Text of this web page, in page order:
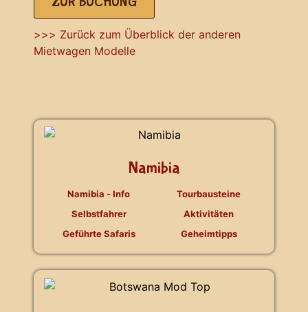
>>> Zurück zum Überblick der anderen
Mietwagen Modelle
Namibia
Namibia - Info
Selbstfahrer
Geführte Safaris
Tourbausteine
Aktivitäten
Geheimtipps